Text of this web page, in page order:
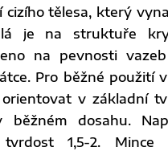
cizího tělesa, který
je na struktuře
na pevnosti
Pro běžné použití
v základní
běžném dosahu.
1,5-2. Mince